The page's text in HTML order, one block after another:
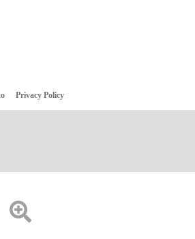
Privacy Policy